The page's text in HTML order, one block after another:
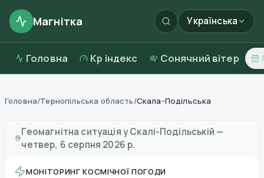
Магнітка Українська
Головна Kp індекс Сонячний вітер
Головна/Тернопільська область/Скала-Подільська
Геомагнітна ситуація уСкалі-Подільській —
четвер, 6 серпня 2026 р.
МОНІТОРИНГ КОСМІЧНОЇ ПОГОДИ